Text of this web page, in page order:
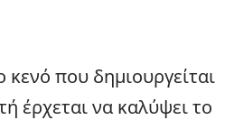
κενό που δημιουργείται
έρχεται να καλύψει το